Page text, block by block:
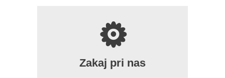
s
Zakaj pri nas